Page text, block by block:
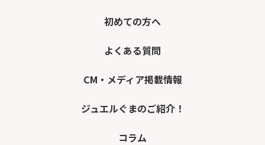
初めての方へ
よくある質問
CM・メディア掲載情報
ジュエルぐまのご紹介！
コラム